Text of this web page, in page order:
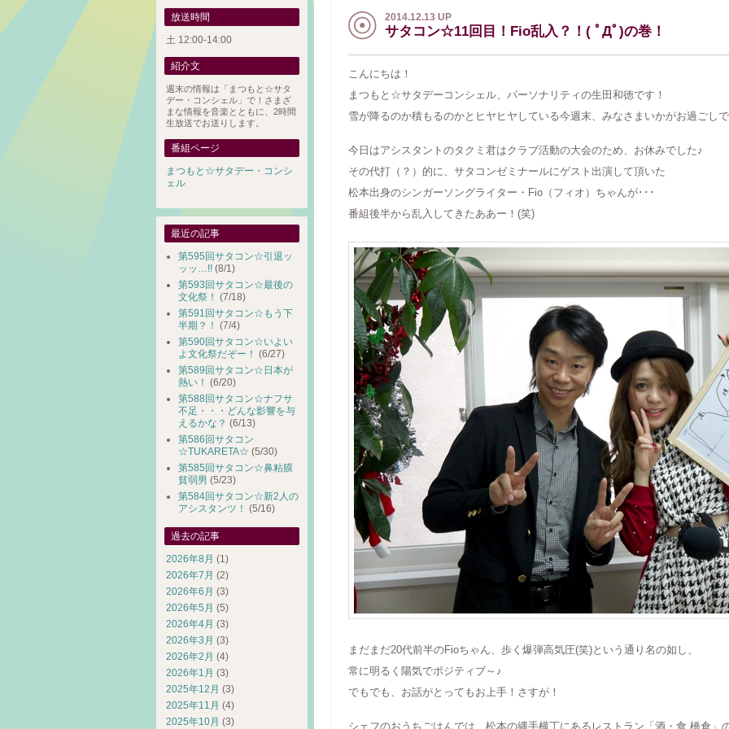
2014.12.13 UP
サタコン☆11回目！Fio乱入？！( ﾟДﾟ)の巻！
こんにちは！
まつもと☆サタデーコンシェル、パーソナリティの生田和徳です！
雪が降るのか積もるのかとヒヤヒヤしている今週末、みなさまいかがお過ごし
今日はアシスタントのタクミ君はクラブ活動の大会のため、お休みでした♪
その代打（？）的に、サタコンゼミナールにゲスト出演して頂いた
松本出身のシンガーソングライター・Fio（フィオ）ちゃんが･･･
番組後半から乱入してきたああー！(笑)
まだまだ20代前半のFioちゃん、歩く爆弾高気圧(笑)という通り名の如し、
常に明るく陽気でポジティブ～♪
でもでも、お話がとってもお上手！さすが！
シェフのおうちごはんでは、松本の縄手横丁にあるレストラン「酒・食 橋倉」
放送時間
土 12:00-14:00
紹介文
週末の情報は「まつもと☆サタ
デー・コンシェル」で！さまざ
まな情報を音楽とともに、2時間
生放送でお送りします。
番組ページ
まつもと☆サタデー・コンシ
ェル
最近の記事
第595回サタコン☆引退ッ
ッッ…!! (8/1)
第593回サタコン☆最後の
文化祭！ (7/18)
第591回サタコン☆もう下
半期？！ (7/4)
第590回サタコン☆いよい
よ文化祭だぞー！ (6/27)
第589回サタコン☆日本が
熱い！ (6/20)
第588回サタコン☆ナフサ
不足・・・どんな影響を与
えるかな？ (6/13)
第586回サタコン
☆TUKARETA☆ (5/30)
第585回サタコン☆鼻粘膜
貧弱男 (5/23)
第584回サタコン☆新2人の
アシスタンツ！ (5/16)
過去の記事
2026年8月 (1)
2026年7月 (2)
2026年6月 (3)
2026年5月 (5)
2026年4月 (3)
2026年3月 (3)
2026年2月 (4)
2026年1月 (3)
2025年12月 (3)
2025年11月 (4)
2025年10月 (3)